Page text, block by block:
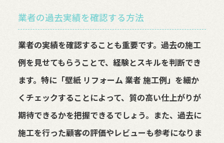
業者の過去実績を確認する方法
業者の実績を確認することも重要です。過去の施工
例を見せてもらうことで、経験とスキルを判断でき
ます。特に「壁紙 リフォーム 業者 施工例」を細か
くチェックすることによって、質の高い仕上がりが
期待できるかを把握できるでしょう。また、過去に
施工を行った顧客の評価やレビューも参考になりま